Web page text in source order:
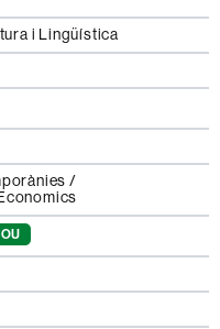
i Lingüística
/